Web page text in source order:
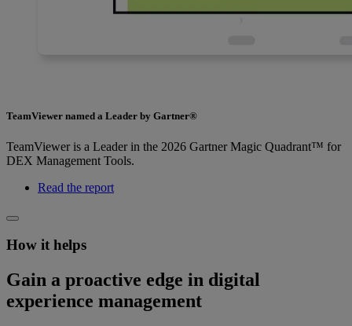
TeamViewer named a Leader by Gartner®
TeamViewer is a Leader in the 2026 Gartner Magic Quadrant™ for
DEX Management Tools.
Read the report
How it helps
Gain a proactive edge in digital
experience management